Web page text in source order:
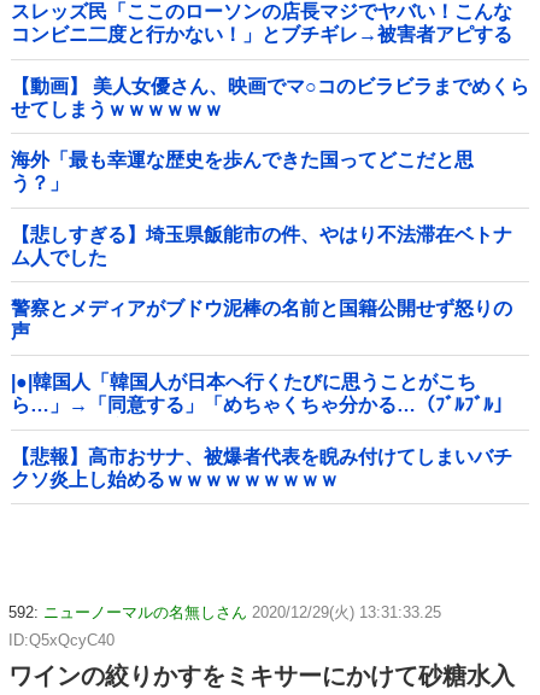
スレッズ民「ここのローソンの店長マジでヤバい！こんな
コンビニ二度と行かない！」とブチギレ→被害者アピする
も「ヤバイのはお前だよ」とツッコミ殺到ｗｗｗｗｗｗｗ
他
【動画】 美人女優さん、映画でマ○コのビラビラまでめくら
せてしまうｗｗｗｗｗｗ
海外「最も幸運な歴史を歩んできた国ってどこだと思
う？」
【悲しすぎる】埼玉県飯能市の件、やはり不法滞在ベトナ
ム人でした
警察とメディアがブドウ泥棒の名前と国籍公開せず怒りの
声
|●|韓国人「韓国人が日本へ行くたびに思うことがこち
ら…」→「同意する」「めちゃくちゃ分かる…（ﾌﾞﾙﾌﾞﾙ」
＝韓国の反応
【悲報】高市おサナ、被爆者代表を睨み付けてしまいバチ
クソ炎上し始めるｗｗｗｗｗｗｗｗｗ
592: ニューノーマルの名無しさん 2020/12/29(火) 13:31:33.25
ID:Q5xQcyC40
ワインの絞りかすをミキサーにかけて砂糖水入